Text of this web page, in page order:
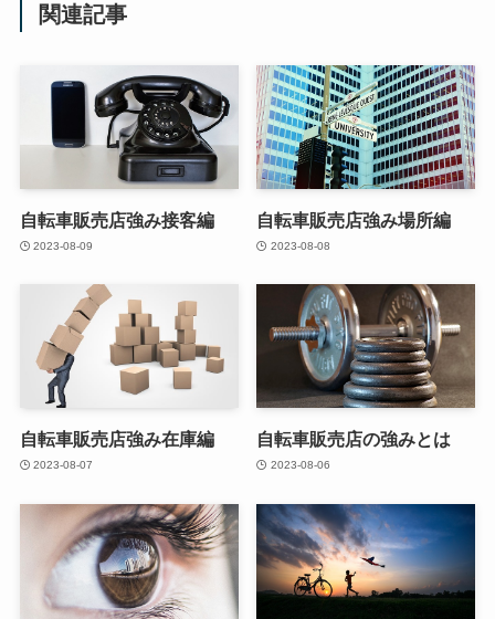
関連記事
自転車販売店強み接客編
2023-08-09
自転車販売店強み場所編
2023-08-08
自転車販売店強み在庫編
2023-08-07
自転車販売店の強みとは
2023-08-06